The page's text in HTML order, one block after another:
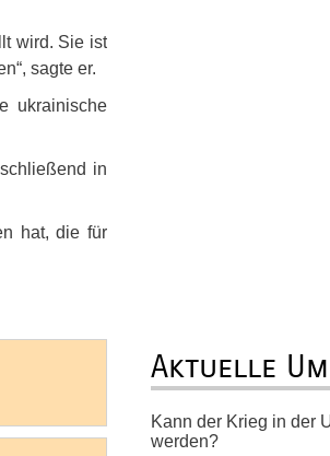
wird. Sie ist
sagte er.
ukrainische
in
hat, die für
Aktuelle
Kann der Krieg in der
werden?